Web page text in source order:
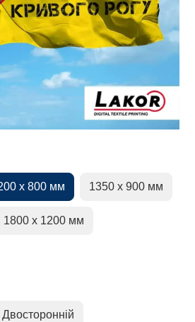
х 800 мм 1350 х 900 мм
1800 х 1200 мм
Двосторонній